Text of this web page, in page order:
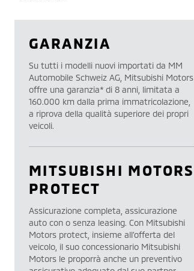
GARANZIA
Su tutti i modelli nuovi importati da MM
Automobile Schweiz AG, Mitsubishi Motors
offre una garanzia* di 8 anni, limitata a
160.000 km dalla prima immatricolazione,
a riprova della qualità superiore dei propri
veicoli.
MITSUBISHI MOTORS
PROTECT
Assicurazione completa, assicurazione
auto con o senza leasing. Con Mitsubishi
Motors protect, insieme all’offerta del
veicolo, il suo concessionario Mitsubishi
Motors le proporrà anche un preventivo